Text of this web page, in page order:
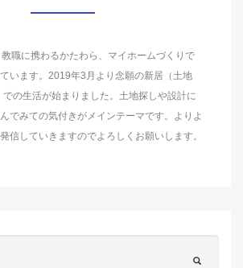
職に携わるかたわら、マイホームづくりで
います。2019年3月より念願の新居（土地
の生活が始まりました。土地探しや設計に
でみての気付きがメインテーマです。よりよ
信していきますのでよろしくお願いします。